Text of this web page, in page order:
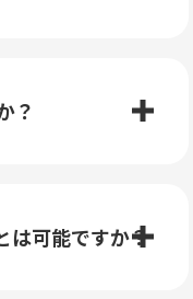
？
は可能ですか？